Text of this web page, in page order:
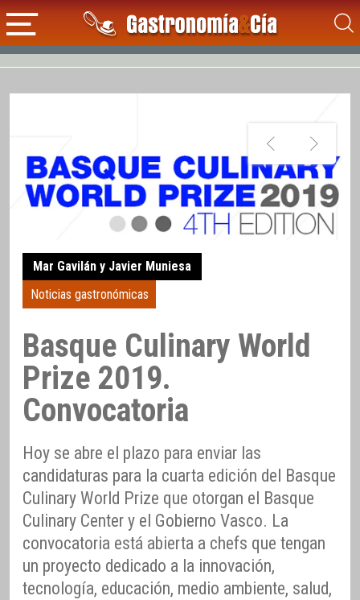
Mar Gavilán y Javier Muniesa
Noticias gastronómicas
Basque Culinary World
Prize 2019.
Convocatoria
Hoy se abre el plazo para enviar las
candidaturas para la cuarta edición del Basque
Culinary World Prize que otorgan el Basque
Culinary Center y el Gobierno Vasco. La
convocatoria está abierta a chefs que tengan
un proyecto dedicado a la innovación,
tecnología, educación, medio ambiente, salud,